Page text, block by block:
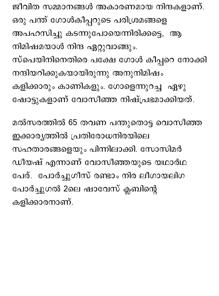
ജീവിത സമ്മാനങ്ങള്‍ അകാരണമായ നിന്ദകളാണ്.
ഒരു പന്ത് ഗോള്‍കീപ്പറുടെ പരിശ്രമങ്ങളെ
അപഹസിച്ചു കടന്നുപോയെന്നിരിക്കട്ടെ, ആ
നിമിഷമയാള്‍ നിന്ദ ഏറ്റുവാങ്ങും.
സ്പെയിനിനെതിരെ പക്ഷേ ഗോള്‍ കീപ്പറെ നോക്കി
നന്ദിയറിക്കുകയായിരുന്നു അനുനിമിഷം
കളിക്കാരും കാണികളും. ഗോളെന്നുറച്ച ഏഴു
ഷോട്ടുകളാണ് വോസീ‍ഞ്ഞ നിഷ്പ്രഭമാക്കിയത്.
മല്‍സരത്തില്‍ 65 തവണ പന്തുതൊട്ട വൊസീഞ്ഞ
ഇക്കാര്യത്തില്‍ പ്രതിരോധനിരയിലെ
സഹതാരങ്ങളെയും പിന്നിലാക്കി. സോസിമര്‍
ഡീയഷ് എന്നാണ് വോസീഞ്ഞയുടെ യഥാര്‍ഥ
പേര്. പോര്‍ച്ചുഗീസ് രണ്ടാം നിര ലീഗായലിഗ
പോര്‍ച്ചുഗല്‍ 2ലെ ഷാവേസ് ക്ലബിന്‍റെ
കളിക്കാരനാണ്.